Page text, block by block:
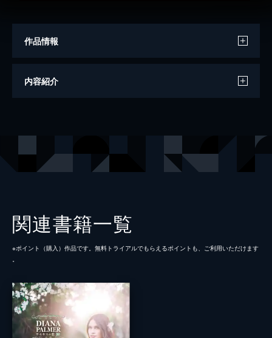
作品情報
著者
レーベル ハーレクイン
内容紹介
関連書籍一覧
※ポイント（購⼊）作品です。無料トライアルでもらえるポイントも、ご利⽤いただけます
。